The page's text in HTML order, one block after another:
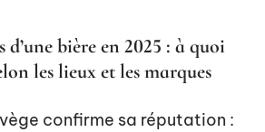
d’une bière en 2025 : à quoi
les lieux et les marques
confirme sa réputation :